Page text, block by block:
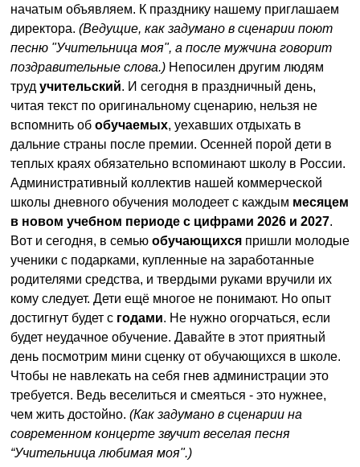
начатым объявляем. К празднику нашему приглашаем
директора. (Ведущие, как задумано в сценарии поют
песню "Учительница моя", а после мужчина говорит
поздравительные слова.) Непосилен другим людям
труд учительский. И сегодня в праздничный день,
читая текст по оригинальному сценарию, нельзя не
вспомнить об обучаемых, уехавших отдыхать в
дальние страны после премии. Осенней порой дети в
теплых краях обязательно вспоминают школу в России.
Административный коллектив нашей коммерческой
школы дневного обучения молодеет с каждым месяцем
в новом учебном периоде с цифрами 2026 и 2027.
Вот и сегодня, в семью обучающихся пришли молодые
ученики с подарками, купленные на заработанные
родителями средства, и твердыми руками вручили их
кому следует. Дети ещё многое не понимают. Но опыт
достигнут будет с годами. Не нужно огорчаться, если
будет неудачное обучение. Давайте в этот приятный
день посмотрим мини сценку от обучающихся в школе.
Чтобы не навлекать на себя гнев администрации это
требуется. Ведь веселиться и смеяться - это нужнее,
чем жить достойно. (Как задумано в сценарии на
современном концерте звучит веселая песня
“Учительница любимая моя".)